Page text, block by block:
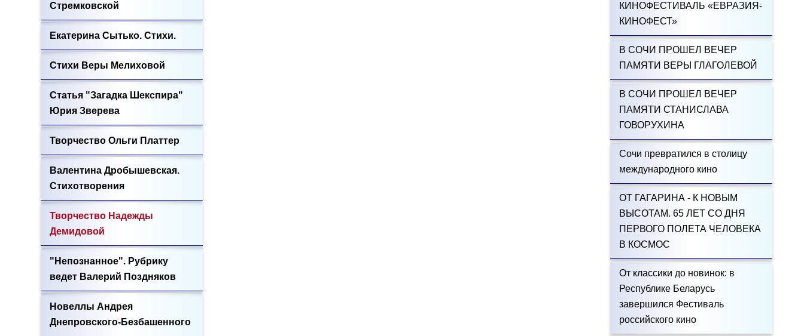
Стремковской
Екатерина Сытько. Стихи.
Стихи Веры Мелиховой
Статья "Загадка Шекспира"
Юрия Зверева
Творчество Ольги Платтер
Валентина Дробышевская.
Стихотворения
Творчество Надежды
Демидовой
"Непознанное". Рубрику
ведет Валерий Поздняков
Новеллы Андрея
Днепровского-Безбашенного
КИНОФЕСТИВАЛЬ «ЕВРАЗИЯ-
КИНОФЕСТ»
В СОЧИ ПРОШЕЛ ВЕЧЕР
ПАМЯТИ ВЕРЫ ГЛАГОЛЕВОЙ
В СОЧИ ПРОШЕЛ ВЕЧЕР
ПАМЯТИ СТАНИСЛАВА
ГОВОРУХИНА
Сочи превратился в столицу
международного кино
ОТ ГАГАРИНА - К НОВЫМ
ВЫСОТАМ. 65 ЛЕТ СО ДНЯ
ПЕРВОГО ПОЛЕТА ЧЕЛОВЕКА
В КОСМОС
От классики до новинок: в
Республике Беларусь
завершился Фестиваль
российского кино